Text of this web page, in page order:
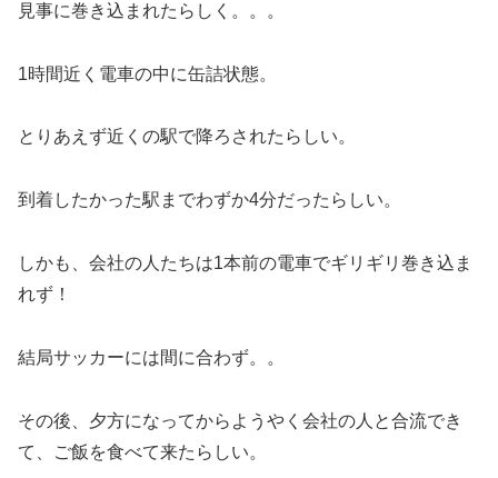
見事に巻き込まれたらしく。。。
1時間近く電車の中に缶詰状態。
とりあえず近くの駅で降ろされたらしい。
到着したかった駅までわずか4分だったらしい。
しかも、会社の人たちは1本前の電車でギリギリ巻き込ま
れず！
結局サッカーには間に合わず。。
その後、夕方になってからようやく会社の人と合流でき
て、ご飯を食べて来たらしい。